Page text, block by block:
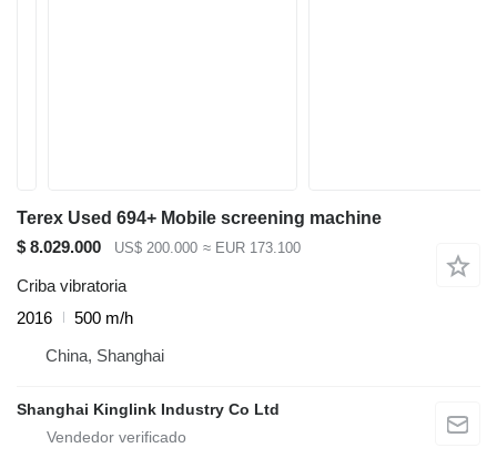
Terex Used 694+ Mobile screening machine
$ 8.029.000
US$ 200.000 ≈ EUR 173.100
Criba vibratoria
2016
500 m/h
China, Shanghai
Shanghai Kinglink Industry Co Ltd